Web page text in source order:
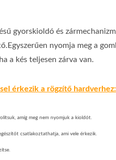
gyorskioldó és
nyomja meg a
a kés teljesen zárva van.
érkezik a rögzítő hardverhez:
amíg meg nem nyomjuk a kioldót.
csatlakoztathatja, ami vele érkezik.